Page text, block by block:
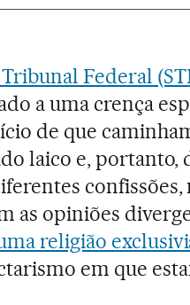
Federal
a uma crença
de que
laico e,
as opiniões
religião
em que